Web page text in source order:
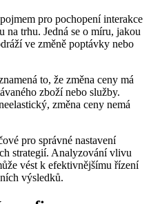
pro pochopení interakce
na trhu. Jedná se o míru, jakou
ve změně poptávky nebo
to, že změna ceny má
zboží nebo služby.
změna ceny nemá
pro správné nastavení
strategií. Analyzování vlivu
vést k efektivnějšímu řízení
výsledků.